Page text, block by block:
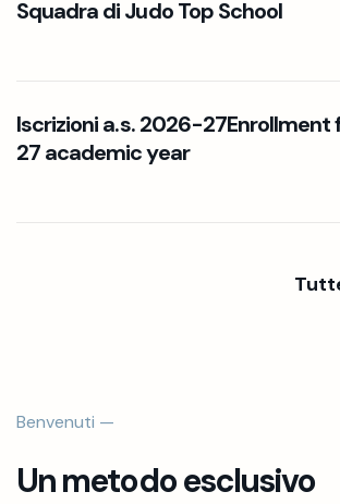
Squadra di Judo Top School
Iscrizioni a.s. 2026-
27 academic year
Benvenuti —
Un metodo esclusivo